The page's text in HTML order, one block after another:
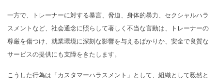
一方で、トレーナーに対する暴言、脅迫、身体的暴力、セクシャルハラ
スメントなど、社会通念に照らして著しく不当な言動は、トレーナーの
尊厳を傷つけ、就業環境に深刻な影響を与えるばかりか、安全で良質な
サービスの提供にも支障をきたします。
こうした行為は「カスタマーハラスメント」として、組織として毅然と